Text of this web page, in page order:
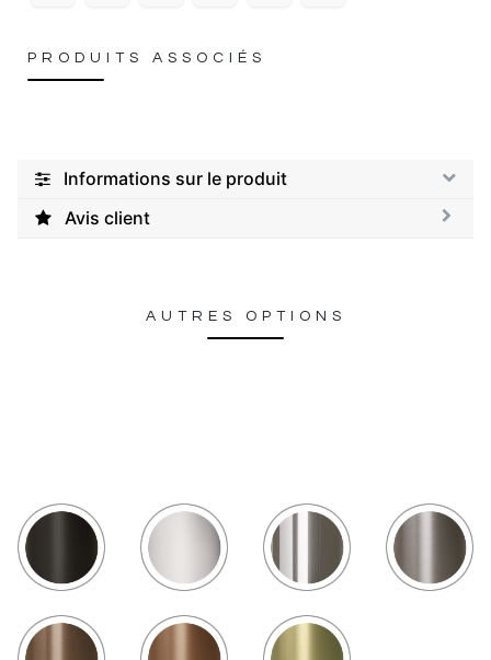
PRODUITS ASSOCIÉS
Informations sur le produit
Avis client
AUTRES OPTIONS